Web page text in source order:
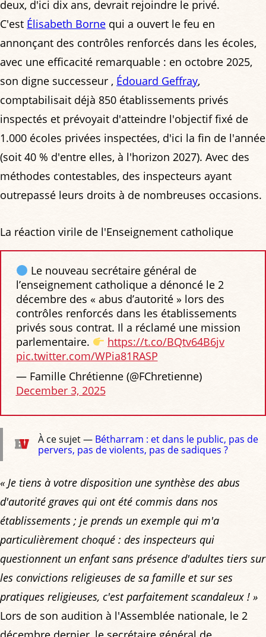
deux, d'ici dix ans, devrait rejoindre le privé.
C'est Élisabeth Borne qui a ouvert le feu en
annonçant des contrôles renforcés dans les écoles,
avec une efficacité remarquable : en octobre 2025,
son digne successeur , Édouard Geffray,
comptabilisait déjà 850 établissements privés
inspectés et prévoyait d'atteindre l'objectif fixé de
1.000 écoles privées inspectées, d'ici la fin de l'année
(soit 40 % d'entre elles, à l'horizon 2027). Avec des
méthodes contestables, des inspecteurs ayant
outrepassé leurs droits à de nombreuses occasions.
La réaction virile de l'Enseignement catholique
Le nouveau secrétaire général de
l’enseignement catholique a dénoncé le 2
décembre des « abus d’autorité » lors des
contrôles renforcés dans les établissements
privés sous contrat. Il a réclamé une mission
parlementaire.
https://t.co/BQtv64B6jv
pic.twitter.com/WPia81RASP
— Famille Chrétienne (@FChretienne)
December 3, 2025
À ce sujet — Bétharram : et dans le public, pas de
pervers, pas de violents, pas de sadiques ?
« Je tiens à votre disposition une synthèse des abus
d'autorité graves qui ont été commis dans nos
établissements ; je prends un exemple qui m'a
particulièrement choqué : des inspecteurs qui
questionnent un enfant sans présence d'adultes tiers sur
les convictions religieuses de sa famille et sur ses
pratiques religieuses, c'est parfaitement scandaleux ! »
Lors de son audition à l'Assemblée nationale, le 2